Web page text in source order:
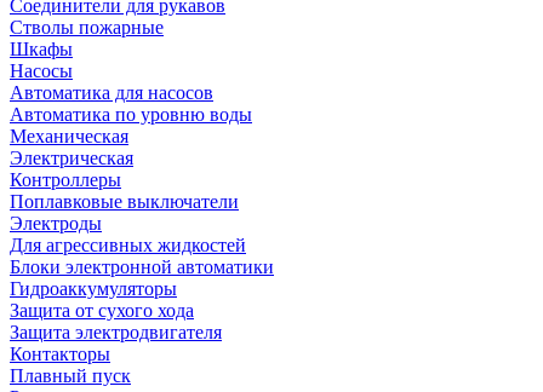
Соединители для рукавов
Стволы пожарные
Шкафы
Насосы
Автоматика для насосов
Автоматика по уровню воды
Механическая
Электрическая
Контроллеры
Поплавковые выключатели
Электроды
Для агрессивных жидкостей
Блоки электронной автоматики
Гидроаккумуляторы
Защита от сухого хода
Защита электродвигателя
Контакторы
Плавный пуск